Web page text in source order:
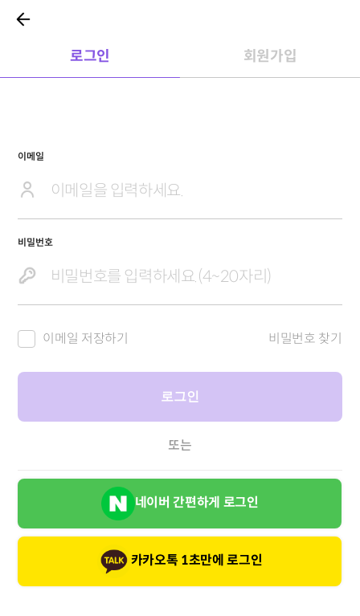
로그인 회원가입
이메일
비밀번호
이메일 저장하기 비밀번호 찾기
로그인
또는
네이버 간편하게 로그인
카카오톡 1초만에 로그인